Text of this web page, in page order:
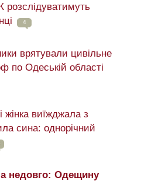
розслідуватимуть
4
врятували цивільне
по Одеській області
виїжджала з
сина: однорічний
недовго: Одещину